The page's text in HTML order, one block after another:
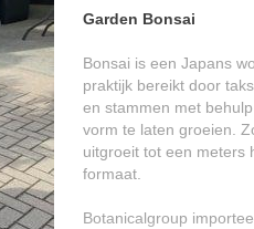
Garden Bonsai
Bonsai is een Japans
praktijk bereikt door
en stammen met
vorm te laten groeien.
uitgroeit tot een meters
formaat.
Botanicalgroup